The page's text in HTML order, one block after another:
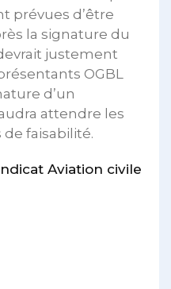
prévues d’être
la signature du
justement
OGBL
d’un
attendre les
faisabilité.
Aviation civile